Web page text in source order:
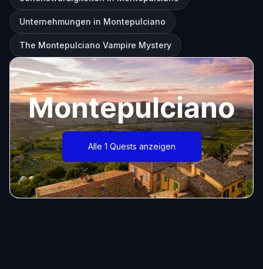
Unternehmungen in Montepulciano
The Montepulciano Vampire Mystery
Montepulciano
Alle 1 Quests anzeigen